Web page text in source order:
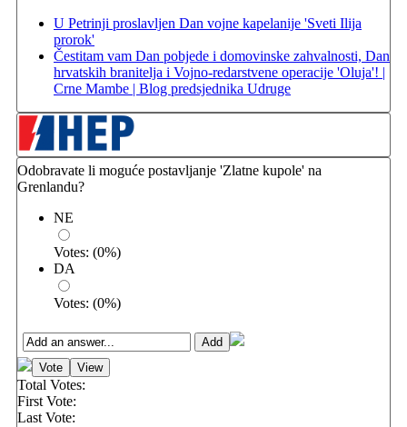
U Petrinji proslavljen Dan vojne kapelanije 'Sveti Ilija
prorok'
Čestitam vam Dan pobjede i domovinske zahvalnosti, Dan
hrvatskih branitelja i Vojno-redarstvene operacije 'Oluja'! |
Crne Mambe | Blog predsjednika Udruge
Odobravate li moguće postavljanje 'Zlatne kupole' na
Grenlandu?
NE
Votes: (0%)
DA
Votes: (0%)
Total Votes:
First Vote:
Last Vote: